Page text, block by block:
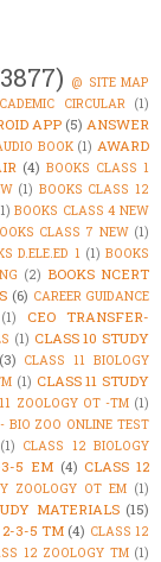
@ SITE MAP
CIRCULAR (1)
APP (5) ANSWER
BOOK (1) AWARD
(4) BOOKS CLASS 1
(1) BOOKS CLASS 12
BOOKS CLASS 4 NEW
CLASS 7 NEW (1)
D.ELE.ED 1 (1) BOOKS
(2) BOOKS NCERT
(6) CAREER GUIDANCE
(1)
CEO TRANSFER-
(1) CLASS 10 STUDY
(3) CLASS 11 BIOLOGY
(1) CLASS 11 STUDY
ZOOLOGY OT -TM (1)
BIO ZOO ONLINE TEST
(1) CLASS 12 BIOLOGY
3-5 EM (4) CLASS 12
ZOOLOGY OT EM (1)
MATERIALS (15)
2-3-5 TM (4) CLASS 12
12 ZOOLOGY TM (1)